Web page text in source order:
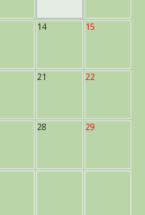
14 15
21 22
28 29